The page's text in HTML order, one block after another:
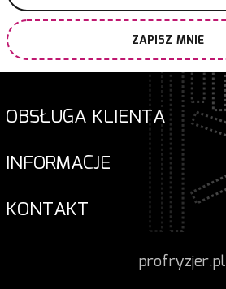
ZAPISZ MNIE
OBSŁUGA KLIENTA
INFORMACJE
KONTAKT
profryzjer.pl